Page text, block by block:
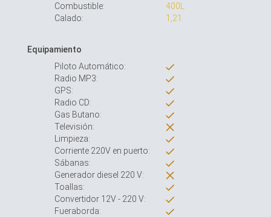
Combustible:
400L
Calado:
1,21
Equipamiento
Piloto Automático:
Radio MP3:
GPS:
Radio CD:
Gas Butano:
Televisión:
Limpieza:
Corriente 220V en puerto:
Sábanas:
Generador diesel 220 V:
Toallas:
Convertidor 12V - 220 V:
Fueraborda: